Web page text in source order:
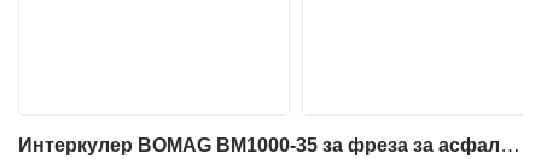
Интеркулер BOMAG BM1000-35 за фреза за асфалт BOMAG BM1000-35